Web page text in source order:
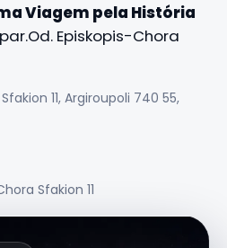
Viagem pela História
Episkopis-Chora
11, Argiroupoli 740 55,
Sfakion 11